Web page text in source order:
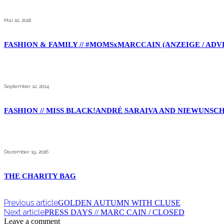
Mai 10, 2018
FASHION & FAMILY // #MOMSxMARCCAIN (ANZEIGE /
September 12, 2014
FASHION // MISS BLACK!ANDRÉ SARAIVA AND
Dezember 19, 2016
THE CHARITY BAG
Previous articleGOLDEN AUTUMN WITH CLUSE
Next articlePRESS DAYS // MARC CAIN / CLOSED
Leave a comment